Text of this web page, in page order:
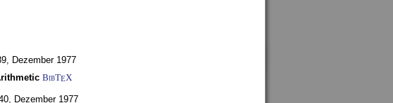
Dezember 1977
BibTEX
Dezember 1977